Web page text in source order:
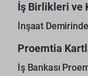
İş Birlikleri ve
İnşaat
Proemtia
İş Bankası